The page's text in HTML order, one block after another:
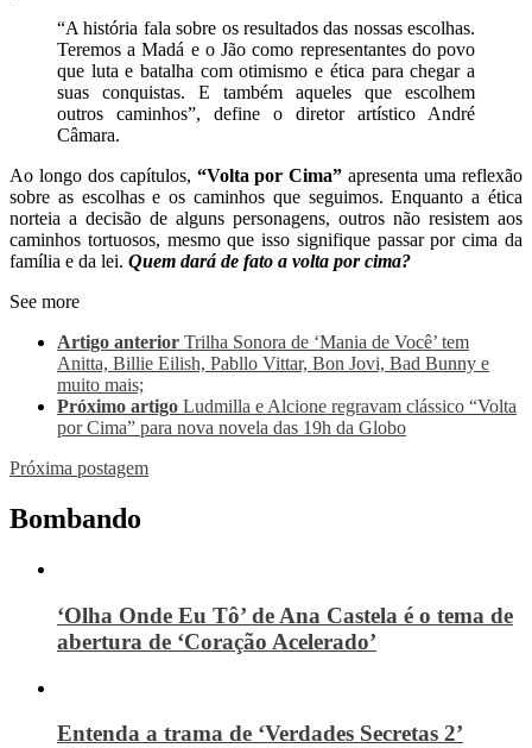
“A história fala sobre os resultados das nossas escolhas.
Teremos a Madá e o Jão como representantes do povo
que luta e batalha com otimismo e ética para chegar a
suas conquistas. E também aqueles que escolhem
outros caminhos”, define o diretor artístico André
Câmara.
Ao longo dos capítulos, “Volta por Cima” apresenta uma reflexão
sobre as escolhas e os caminhos que seguimos. Enquanto a ética
norteia a decisão de alguns personagens, outros não resistem aos
caminhos tortuosos, mesmo que isso signifique passar por cima da
família e da lei. Quem dará de fato a volta por cima?
See more
Artigo anterior Trilha Sonora de ‘Mania de Você’ tem
Anitta, Billie Eilish, Pabllo Vittar, Bon Jovi, Bad Bunny e
muito mais;
Próximo artigo Ludmilla e Alcione regravam clássico “Volta
por Cima” para nova novela das 19h da Globo
Próxima postagem
Bombando
‘Olha Onde Eu Tô’ de Ana Castela é o tema de
abertura de ‘Coração Acelerado’
Entenda a trama de ‘Verdades Secretas 2’